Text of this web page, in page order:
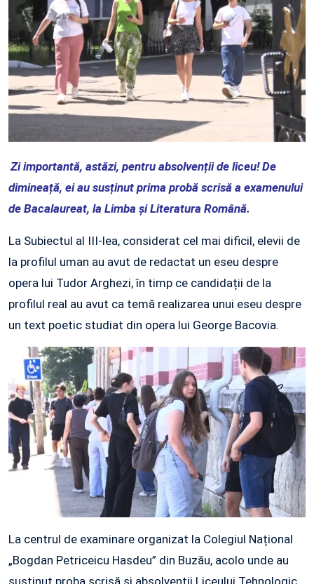
Zi importantă, astăzi, pentru absolvenții de liceu! De
dimineață, ei au susținut prima probă scrisă a examenului
de Bacalaureat, la Limba și Literatura Română.
La Subiectul al III-lea, considerat cel mai dificil, elevii de
la profilul uman au avut de redactat un eseu despre
opera lui Tudor Arghezi, în timp ce candidații de la
profilul real au avut ca temă realizarea unui eseu despre
un text poetic studiat din opera lui George Bacovia.
La centrul de examinare organizat la Colegiul Național
„Bogdan Petriceicu Hasdeu” din Buzău, acolo unde au